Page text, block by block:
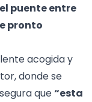
puente entre
pronto
acogida y
donde se
que“esta